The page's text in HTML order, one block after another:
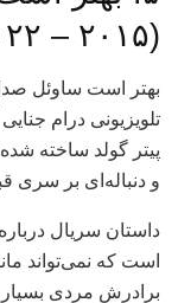
(۲۰۱۵ – ۲۰۲۲)
تلویزیونی درام
پیتر گولد ساخته
و دنباله‌ای بر سری
داستان سریال
است که نمی‌تواند
برادرش مردی بسیار